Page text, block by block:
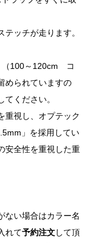
ッチが走ります。
（100～120cm コ
められていますの
ください。
重視し、オプテック
」を採用してい
安全性を重視した重
ない場合はカラー名
れて予約注文して頂